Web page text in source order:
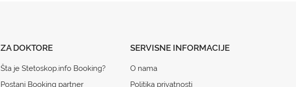
ZA DOKTORE
Šta je Stetoskop.info Booking?
Postani Booking partner
SERVISNE INFORMACIJE
O nama
Politika privatnosti